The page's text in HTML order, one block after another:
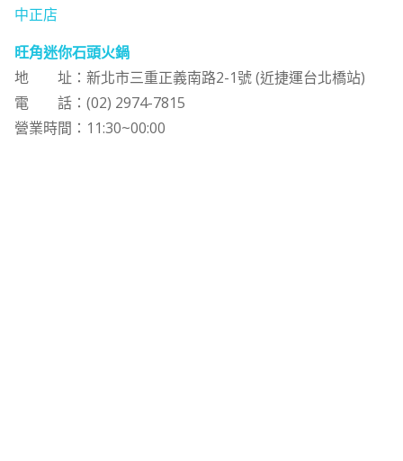
中正店
旺角迷你石頭火鍋
地 址：新北市三重正義南路2-1號 (近捷運台北橋站)
電 話：(02) 2974-7815
營業時間：11:30~00:00